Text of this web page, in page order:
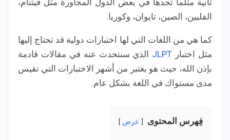
الفلبين، الصين، تايوان، وكوريا.
كما هي من اللغات التي لها اختبارات دولية قد تحتاج إليها
مثل اختبار JLPT الذي سنتحدث عنه في مقالات قادمة
بإذن الله، حيث هو يعتبر من أشهر الاختبارات التي تقيس
مدى مستواك في اللغة بشكل عام.
فِهرس المحتوى عرض